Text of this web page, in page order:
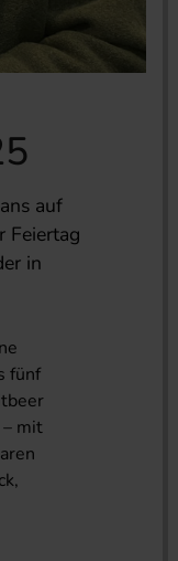
auf
Feiertag
in
fünf
mit